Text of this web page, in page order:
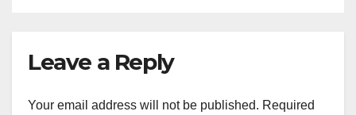
Leave a Reply
Your email address will not be published. Required